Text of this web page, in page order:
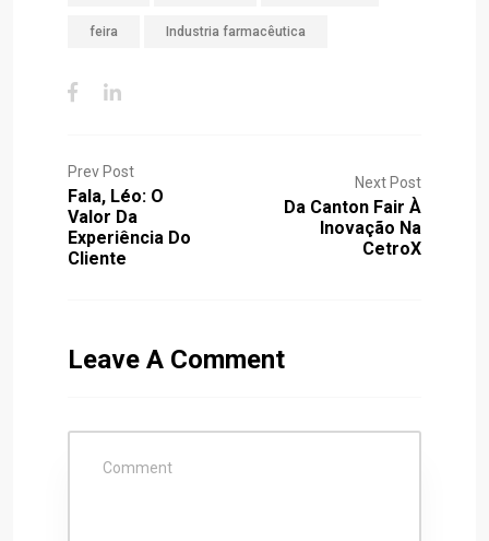
feira Industria farmacêutica
Prev Post
Fala, Léo: O
Valor Da
Experiência Do
Cliente
Next Post
Da Canton Fair À
Inovação Na
CetroX
Leave A Comment